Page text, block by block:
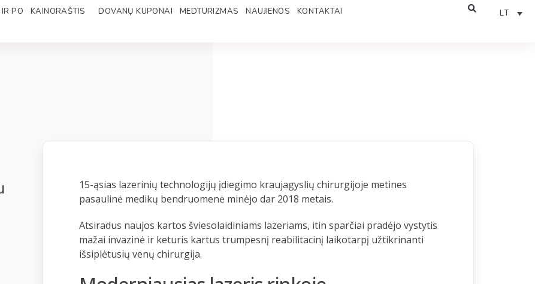
IR PO KAINORAŠTIS DOVANŲ KUPONAI MEDTURIZMAS NAUJIENOS KONTAKTAI LT
15-ąsias lazerinių technologijų įdiegimo kraujagyslių chirurgijoje metines
pasaulinė medikų bendruomenė minėjo dar 2018 metais.
Atsiradus naujos kartos šviesolaidiniams lazeriams, itin sparčiai pradėjo vystytis
mažai invazinė ir keturis kartus trumpesnį reabilitacinį laikotarpį užtikrinanti
išsiplėtusių venų chirurgija.